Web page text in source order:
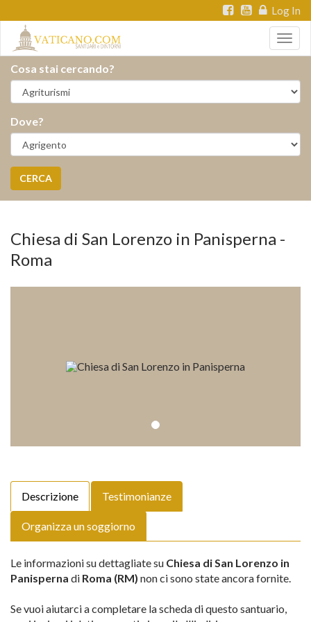
Log In
Cosa stai cercando?
Dove?
CERCA
Chiesa di San Lorenzo in Panisperna -
Roma
Descrizione Testimonianze
Organizza un soggiorno
Le informazioni su dettagliate su Chiesa di San Lorenzo in
Panisperna di Roma (RM) non ci sono state ancora fornite.
Se vuoi aiutarci a completare la scheda di questo santuario,